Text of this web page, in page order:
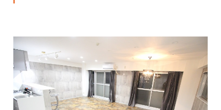
これからの暮らし 住み替え相談
ー
ル
志
木”
の